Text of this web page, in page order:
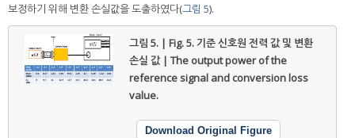
보정하기 위해 변환 손실값을 도출하였다(그림 5).
그림 5. | Fig. 5. 기준 신호원 전력 값 및 변환
손실 값 | The output power of the
reference signal and conversion loss
value.
Download Original Figure